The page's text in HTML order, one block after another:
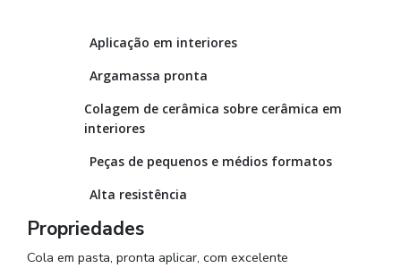
Aplicação em interiores
Argamassa pronta
Colagem de cerâmica sobre cerâmica em
interiores
Peças de pequenos e médios formatos
Alta resistência
Propriedades
Cola em pasta, pronta aplicar, com excelente